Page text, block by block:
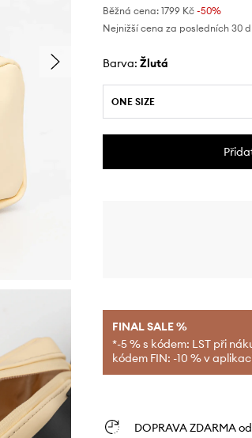
Běžná cena: 1799 Kč-50%
Nejnižší cena za posledních 30
Barva: žlutá
ONE SIZE
FINAL SALE %
*-5 % s kódem: LST při
kódem FIN: -10 % v
DOPRAVA ZDARMA od